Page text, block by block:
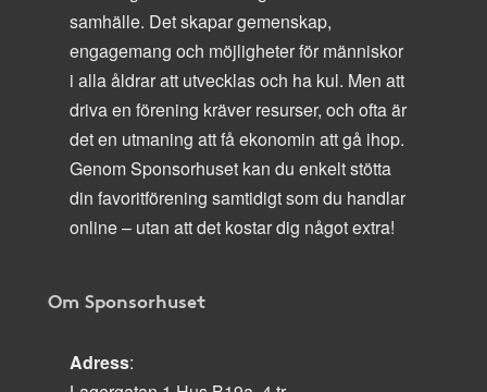
samhälle. Det skapar gemenskap,
engagemang och möjligheter för människor
i alla åldrar att utvecklas och ha kul. Men att
driva en förening kräver resurser, och ofta är
det en utmaning att få ekonomin att gå ihop.
Genom Sponsorhuset kan du enkelt stötta
din favoritförening samtidigt som du handlar
online – utan att det kostar dig något extra!
Om Sponsorhuset
Adress: